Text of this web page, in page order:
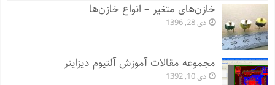
خازن‌های متغیر – انواع خازن‌ها
دی 28, 1396
مجموعه مقالات آموزش آلتیوم دیزاینر
دی 10, 1392